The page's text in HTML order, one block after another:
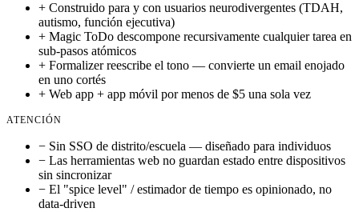
+ Construido para y con usuarios neurodivergentes (TDAH,
autismo, función ejecutiva)
+ Magic ToDo descompone recursivamente cualquier tarea en
sub-pasos atómicos
+ Formalizer reescribe el tono — convierte un email enojado
en uno cortés
+ Web app + app móvil por menos de $5 una sola vez
ATENCIÓN
− Sin SSO de distrito/escuela — diseñado para individuos
− Las herramientas web no guardan estado entre dispositivos
sin sincronizar
− El "spice level" / estimador de tiempo es opinionado, no
data-driven